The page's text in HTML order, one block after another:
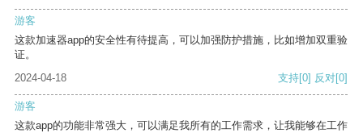
游客
这款加速器app的安全性有待提高，可以加强防护措施，比如增加双重验
证。
2024-04-18
支持[0] 反对[0]
游客
这款app的功能非常强大，可以满足我所有的工作需求，让我能够在工作